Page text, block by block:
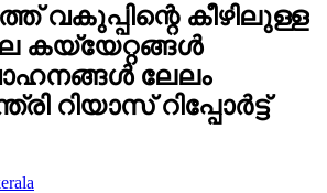
വകുപ്പിന്റെ കീഴിലുള്ള
കയ്യേറ്റങ്ങൾ
വാഹനങ്ങൾ ലേലം
റിയാസ് റിപ്പോർട്ട്